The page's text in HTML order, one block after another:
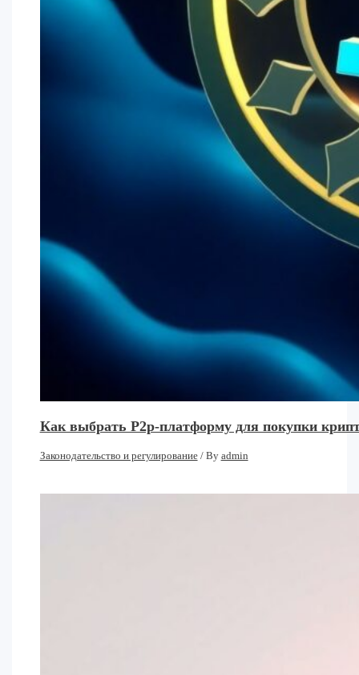
Как выбрать P2p-платформу для покупки
Законодательство и регулирование/ By admin